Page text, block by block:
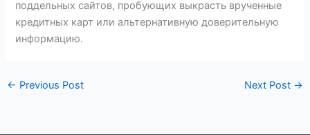
поддельных сайтов, пробующих выкрасть врученные
кредитных карт или альтернативную доверительную
информацию.
← Previous Post Next Post →